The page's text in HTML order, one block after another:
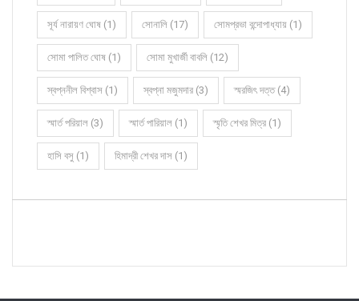
সূর্য নারায়ণ ঘোষ (1) সোনালি (17) সোমপ্রভা বন্দোপাধ্যায় (1)
সোমা পালিত ঘোষ (1) সোমা মুখার্জী বাবলি (12)
স্বপ্ননীল বিশ্বাস (1) স্বপ্না মজুমদার (3) স্মরজিৎ দত্ত (4)
স্মার্ত পরিয়াল (3) স্মার্ত পারিয়াল (1) স্মৃতি শেখর মিত্র (1)
হাসি বসু (1) হিমাদ্রী শেখর দাস (1)